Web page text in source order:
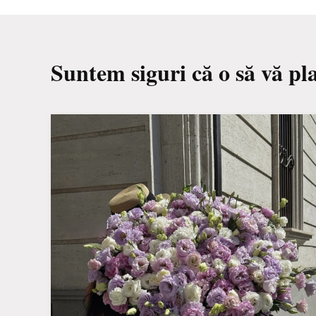
Suntem siguri că o să vă